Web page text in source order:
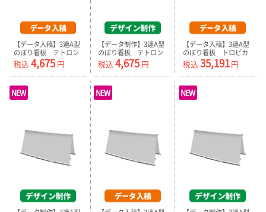
【データ入稿】3連A型
のぼり看板 テトロン
ポンジ プリント生地
のみ
税込 4,675 円
【データ制作】3連A型
のぼり看板 テトロン
ポンジ プリント生地
のみ
税込 4,675 円
【データ入稿】3連A型
のぼり看板 トロピカ
ル（器具付）
税込 35,191円
NEW NEW NEW